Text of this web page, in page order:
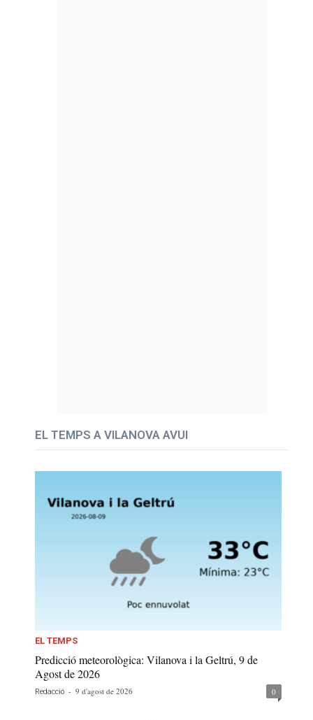
EL TEMPS A VILANOVA AVUI
EL TEMPS
Predicció meteorològica: Vilanova i la Geltrú, 9 de
Agost de 2026
Redacció - 9 d'agost de 2026 0